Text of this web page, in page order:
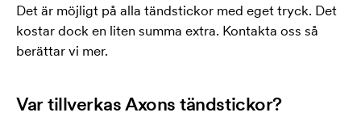
Det är möjligt på alla tändstickor med eget tryck. Det
kostar dock en liten summa extra. Kontakta oss så
berättar vi mer.
Var tillverkas Axons tändstickor?